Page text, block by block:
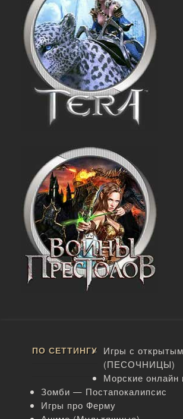
ПО СЕТТИНГУ Игры с
(ПЕСОЧНИЦЫ)
Морские онлайн
Зомби — Постапокалипсис
Игры про Ферму